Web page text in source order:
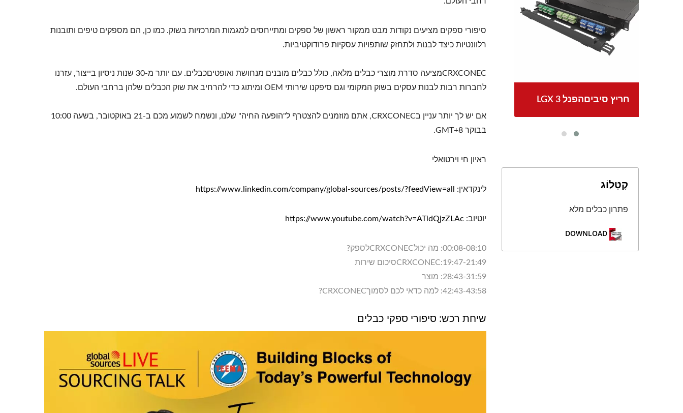
סיפורי ספקים מציעים נקודות מבט ממקור ראשון של ספקים ומתייחסים למגמות המרכזיות בשוק. כמו כן, הם מספקים טיפים ותובנות
רלוונטיות כיצד לבנות ולתחזק שותפויות עסקיות פרודוקטיביות.
CRXCONECמציעה סדרת מוצרי כבלים מלאה, כולל כבלים מובנים מנחושת ואופטיםכבלים. עם יותר מ-30 שנות ניסיון בייצור, עזרנו
לחברות רבות לבנות עסקים בשוק המקומי וגם סיפקנו שירותי OEM ומיתוג כדי להרחיב את שוק הכבלים שלהן ברחבי העולם.
אם יש לך יותר עניין בCRXCONEC, אתם מוזמנים להצטרף ל"הופעה החיה" שלנו, ונשמח לשמוע מכם ב-21 באוקטובר, בשעה 10:00
בבוקר GMT+8.
ראיון חי וירטואלי
לינקדאין: https://www.linkedin.com/company/global-sources/posts/?feedView=all
יוטיוב: https://www.youtube.com/watch?v=ATidQjzZLAc
00:08-08:10: מה יכולCRXCONECלספק?
19:47-21:49:CRXCONECסיכום שירות
28:43-31:59: מוצר
42:43-43:58: למה כדאי לכם לסמוךCRXCONEC?
שיחת רכש: סיפורי ספקי כבלים
LGX 3 חריץ סיביםהפנל
קָטָלוֹג
פתרון כבלים מלא